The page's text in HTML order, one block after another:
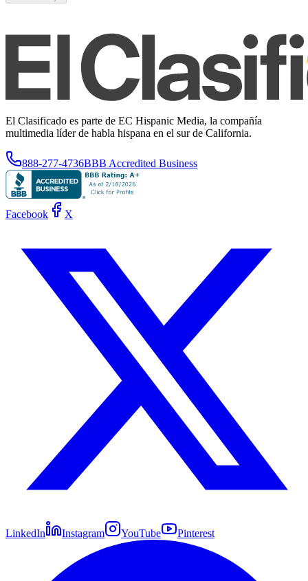
El Clasificado es parte de EC Hispanic Media, la compañía
multimedia líder de habla hispana en el sur de California.
888-277-4736BBB Accredited Business
Facebook X
LinkedIn Instagram YouTube Pinterest